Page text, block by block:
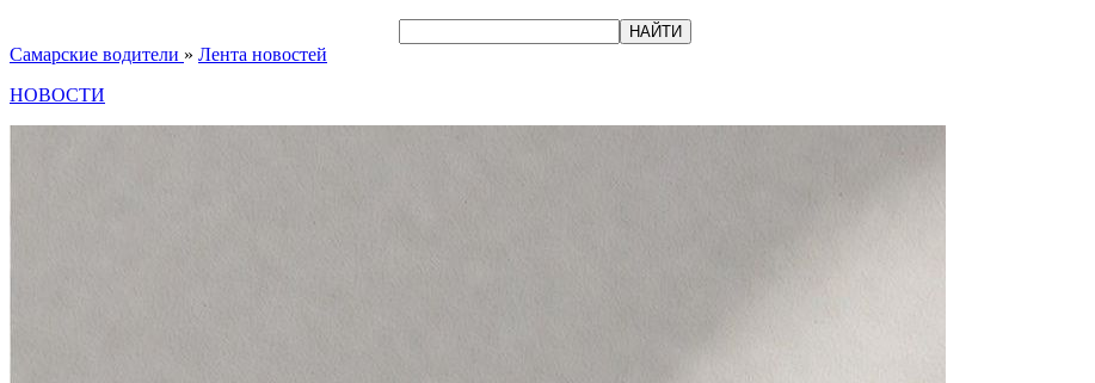
Самарские водители » Лента новостей
НОВОСТИ